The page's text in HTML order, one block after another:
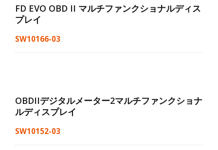
FD EVO OBD II マルチファンクショナルディス
プレイ
SW10166-03
OBDIIデジタルメーター2マルチファンクショナ
ルディスプレイ
SW10152-03